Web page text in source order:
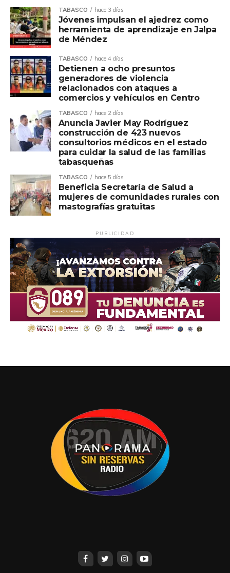
TABASCO hace 3 días
Jóvenes impulsan el ajedrez como
herramienta de aprendizaje en Jalpa
de Méndez
TABASCO hace 4 días
Detienen a ocho presuntos
generadores de violencia
relacionados con ataques a
comercios y vehículos en Centro
TABASCO hace 2 días
Anuncia Javier May Rodríguez
construcción de 423 nuevos
consultorios médicos en el estado
para cuidar la salud de las familias
tabasqueñas
TABASCO hace 5 días
Beneficia Secretaría de Salud a
mujeres de comunidades rurales con
mastografías gratuitas
PUBLICIDAD